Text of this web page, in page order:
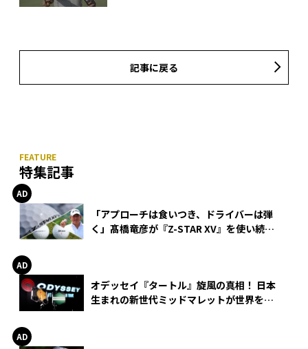
記事に戻る
特集記事
「アプローチは食いつき、ドライバーは弾
く」髙橋竜彦が『Z-STAR XV』を使い続け
オデッセイ『タートル』旋風の真相！ 日本
生まれの新世代ミッドマレットが世界を席